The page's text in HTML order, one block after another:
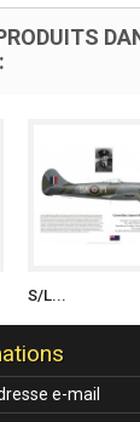
S/L...